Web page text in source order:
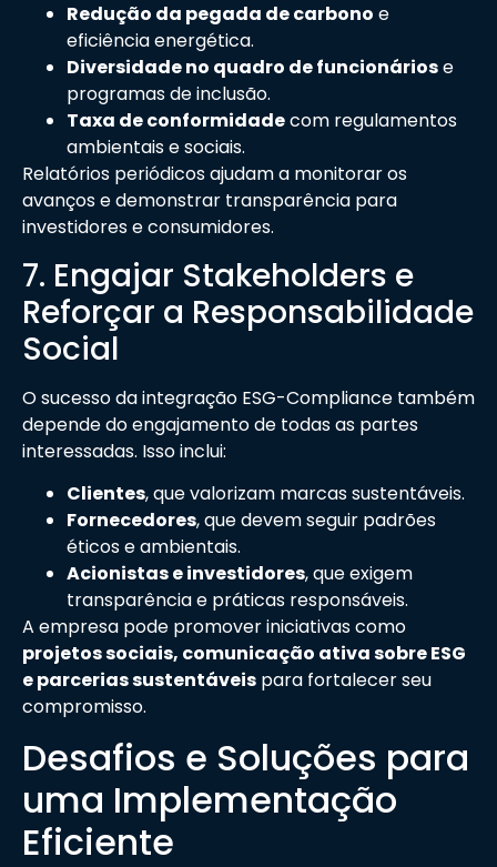
Redução da pegada de carbono e
eficiência energética.
Diversidade no quadro de funcionáriose
programas de inclusão.
Taxa de conformidadecom regulamentos
ambientais e sociais.
Relatórios periódicos ajudam a monitorar os
avanços e demonstrar transparência para
investidores e consumidores.
7. Engajar Stakeholders e
Reforçar a Responsabilidade
Social
O sucesso da integração ESG-Compliance também
depende do engajamento de todas as partes
interessadas. Isso inclui:
Clientes, que valorizam marcas sustentáveis.
Fornecedores, que devem seguir padrões
éticos e ambientais.
Acionistas e investidores, que exigem
transparência e práticas responsáveis.
A empresa pode promover iniciativas como
projetos sociais, comunicação ativa sobre ESG
e parcerias sustentáveis para fortalecer seu
compromisso.
Desafios e Soluções para
uma Implementação
Eficiente